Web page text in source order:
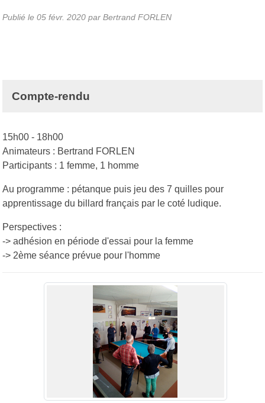
Publié le 05 févr. 2020 par Bertrand FORLEN
Compte-rendu
15h00 - 18h00
Animateurs : Bertrand FORLEN
Participants : 1 femme, 1 homme
Au programme : pétanque puis jeu des 7 quilles pour
apprentissage du billard français par le coté ludique.
Perspectives :
-> adhésion en période d'essai pour la femme
-> 2ème séance prévue pour l'homme